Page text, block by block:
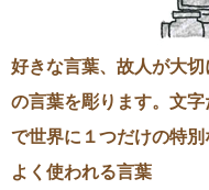
好きな言葉、故人が大
の言葉を彫ります。文
で世界に１つだけの特別
よく使われる言葉